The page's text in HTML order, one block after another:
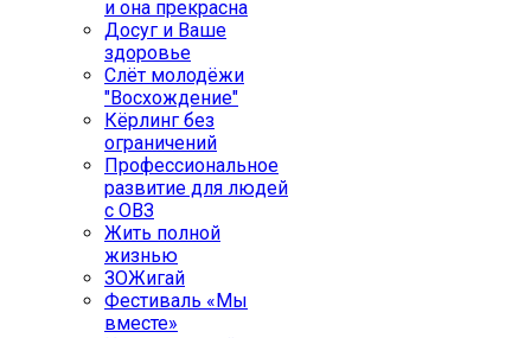
и она прекрасна
Досуг и Ваше
здоровье
Cлёт молодёжи
"Восхождение"
Кёрлинг без
ограничений
Профессиональное
развитие для людей
с ОВЗ
Жить полной
жизнью
ЗОЖигай
Фестиваль «Мы
вместе»